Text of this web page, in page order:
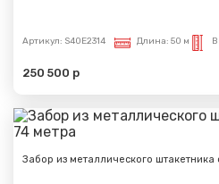
Артикул: S40E2314 Длина: 50 м
250 500 р
Забор из металлического штакетника